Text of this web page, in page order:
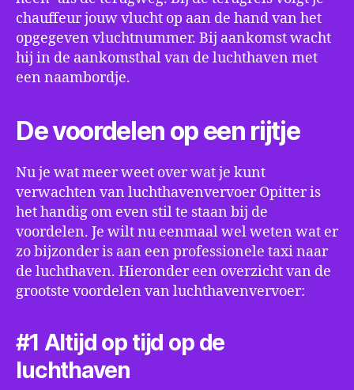
chauffeur jouw vlucht op aan de hand van het
opgegeven vluchtnummer. Bij aankomst wacht
hij in de aankomsthal van de luchthaven met
een naambordje.
De voordelen op een rijtje
Nu je wat meer weet over wat je kunt
verwachten van luchthavenvervoer Opitter is
het handig om even stil te staan bij de
voordelen. Je wilt nu eenmaal wel weten wat er
zo bijzonder is aan een professionele taxi naar
de luchthaven. Hieronder een overzicht van de
grootste voordelen van luchthavenvervoer:
#1 Altijd op tijd op de
luchthaven